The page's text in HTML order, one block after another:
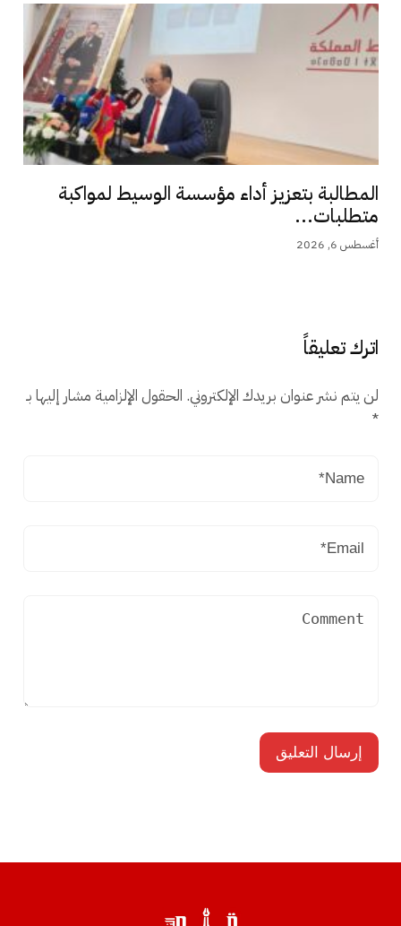
المطالبة بتعزيز أداء مؤسسة الوسيط لمواكبة
متطلبات...
أغسطس 6, 2026
اترك تعليقاً
لن يتم نشر عنوان بريدك الإلكتروني. الحقول الإلزامية مشار إليها بـ
*